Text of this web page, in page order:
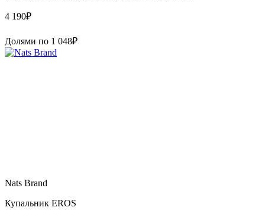
4 190₽
Долями по 1 048₽
Nats Brand
Купальник EROS